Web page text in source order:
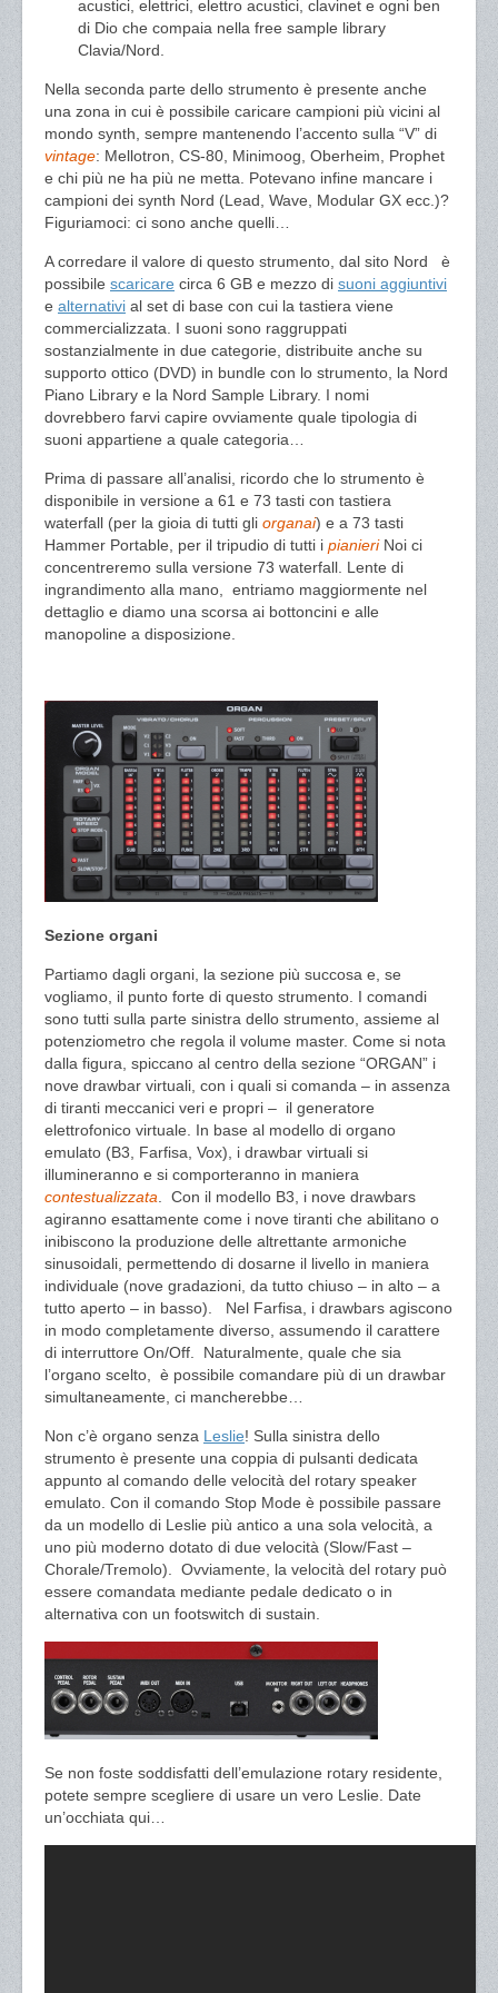
acustici, elettrici, elettro acustici, clavinet e ogni ben
di Dio che compaia nella free sample library
Clavia/Nord.
Nella seconda parte dello strumento è presente anche
una zona in cui è possibile caricare campioni più vicini al
mondo synth, sempre mantenendo l’accento sulla “V” di
vintage: Mellotron, CS-80, Minimoog, Oberheim, Prophet
e chi più ne ha più ne metta. Potevano infine mancare i
campioni dei synth Nord (Lead, Wave, Modular GX ecc.)?
Figuriamoci: ci sono anche quelli…
A corredare il valore di questo strumento, dal sito Nord è
possibile scaricare circa 6 GB e mezzo di suoni aggiuntivi
e alternativi al set di base con cui la tastiera viene
commercializzata. I suoni sono raggruppati
sostanzialmente in due categorie, distribuite anche su
supporto ottico (DVD) in bundle con lo strumento, la Nord
Piano Library e la Nord Sample Library. I nomi
dovrebbero farvi capire ovviamente quale tipologia di
suoni appartiene a quale categoria…
Prima di passare all’analisi, ricordo che lo strumento è
disponibile in versione a 61 e 73 tasti con tastiera
waterfall (per la gioia di tutti gli organai) e a 73 tasti
Hammer Portable, per il tripudio di tutti i pianieriNoi ci
concentreremo sulla versione 73 waterfall. Lente di
ingrandimento alla mano, entriamo maggiormente nel
dettaglio e diamo una scorsa ai bottoncini e alle
manopoline a disposizione.
Sezione organi
Partiamo dagli organi, la sezione più succosa e, se
vogliamo, il punto forte di questo strumento. I comandi
sono tutti sulla parte sinistra dello strumento, assieme al
potenziometro che regola il volume master. Come si nota
dalla figura, spiccano al centro della sezione “ORGAN” i
nove drawbar virtuali, con i quali si comanda – in assenza
di tiranti meccanici veri e propri – il generatore
elettrofonico virtuale. In base al modello di organo
emulato (B3, Farfisa, Vox), i drawbar virtuali si
illumineranno e si comporteranno in maniera
contestualizzata . Con il modello B3, i nove drawbars
agiranno esattamente come i nove tiranti che abilitano o
inibiscono la produzione delle altrettante armoniche
sinusoidali, permettendo di dosarne il livello in maniera
individuale (nove gradazioni, da tutto chiuso – in alto – a
tutto aperto – in basso). Nel Farfisa, i drawbars agiscono
in modo completamente diverso, assumendo il carattere
di interruttore On/Off. Naturalmente, quale che sia
l’organo scelto, è possibile comandare più di un drawbar
simultaneamente, ci mancherebbe…
Non c’è organo senza Leslie! Sulla sinistra dello
strumento è presente una coppia di pulsanti dedicata
appunto al comando delle velocità del rotary speaker
emulato. Con il comando Stop Mode è possibile passare
da un modello di Leslie più antico a una sola velocità, a
uno più moderno dotato di due velocità (Slow/Fast –
Chorale/Tremolo). Ovviamente, la velocità del rotary può
essere comandata mediante pedale dedicato o in
alternativa con un footswitch di sustain.
Se non foste soddisfatti dell’emulazione rotary residente,
potete sempre scegliere di usare un vero Leslie. Date
un’occhiata qui…